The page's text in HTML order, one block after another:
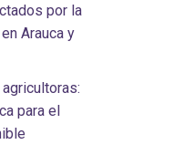
por la
Arauca y
para el